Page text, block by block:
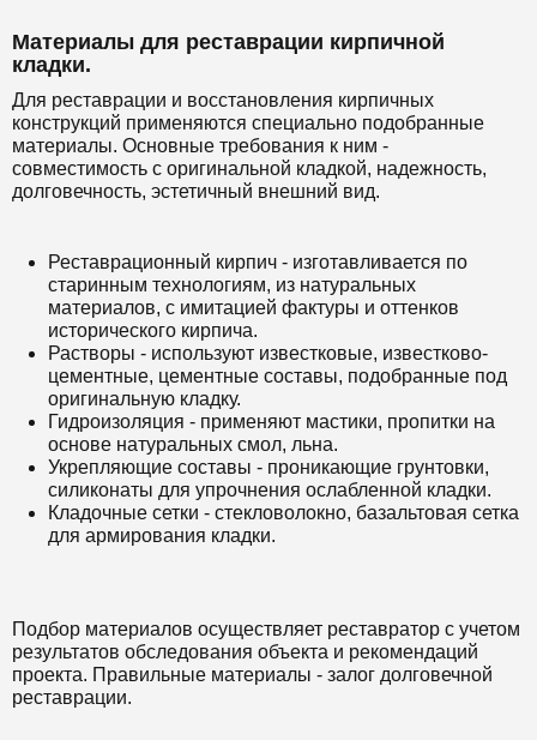
Материалы для реставрации кирпичной
кладки.
Для реставрации и восстановления кирпичных
конструкций применяются специально подобранные
материалы. Основные требования к ним -
совместимость с оригинальной кладкой, надежность,
долговечность, эстетичный внешний вид.
Реставрационный кирпич - изготавливается по
старинным технологиям, из натуральных
материалов, с имитацией фактуры и оттенков
исторического кирпича.
Растворы - используют известковые, известково-
цементные, цементные составы, подобранные под
оригинальную кладку.
Гидроизоляция - применяют мастики, пропитки на
основе натуральных смол, льна.
Укрепляющие составы - проникающие грунтовки,
силиконаты для упрочнения ослабленной кладки.
Кладочные сетки - стекловолокно, базальтовая сетка
для армирования кладки.
Подбор материалов осуществляет реставратор с учетом
результатов обследования объекта и рекомендаций
проекта. Правильные материалы - залог долговечной
реставрации.